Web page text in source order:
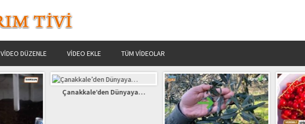
VIDEO DÜZENLE VIDEO EKLE TÜM VIDEOLAR
Çanakkale’den Dünyaya…